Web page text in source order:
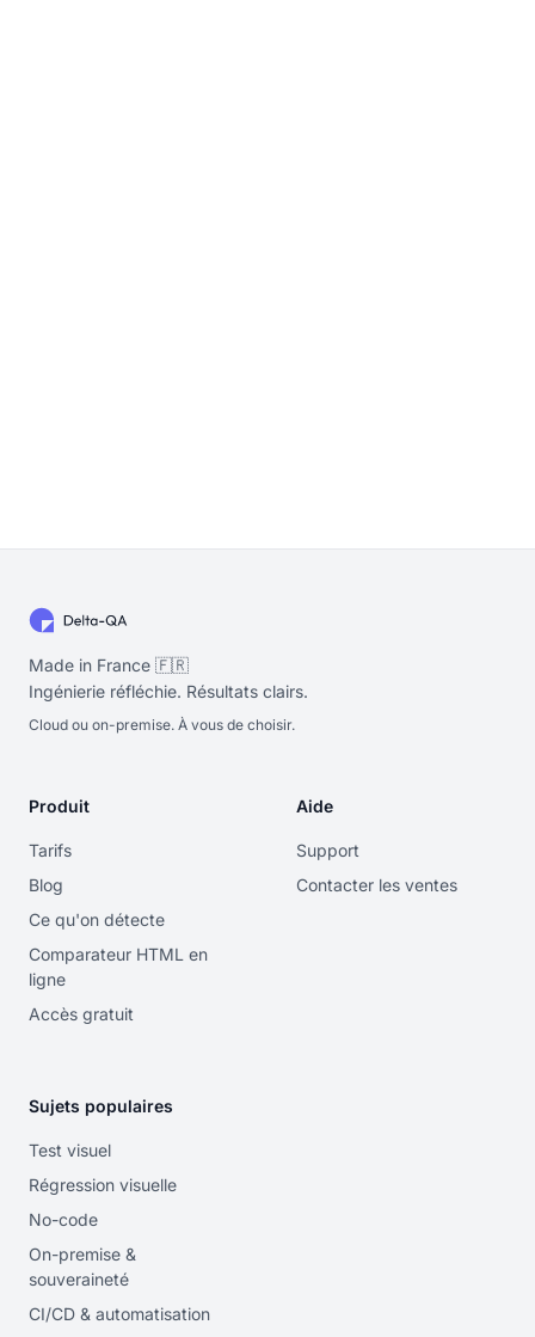
Made in France 🇫🇷
Ingénierie réfléchie. Résultats clairs.
Cloud ou on-premise. À vous de choisir.
Produit
Tarifs
Blog
Ce qu'on détecte
Comparateur HTML en
ligne
Accès gratuit
Aide
Support
Contacter les ventes
Sujets populaires
Test visuel
Régression visuelle
No-code
On-premise &
souveraineté
CI/CD & automatisation